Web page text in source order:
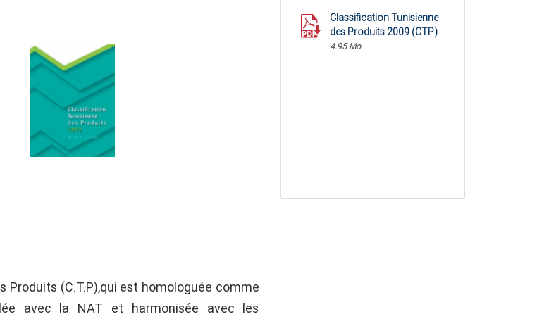
(C.T.P),qui est homologuée comme
avec la NAT et harmonisée avec les
Classification Tunisienne
des Produits 2009 (CTP)
4.95 Mo